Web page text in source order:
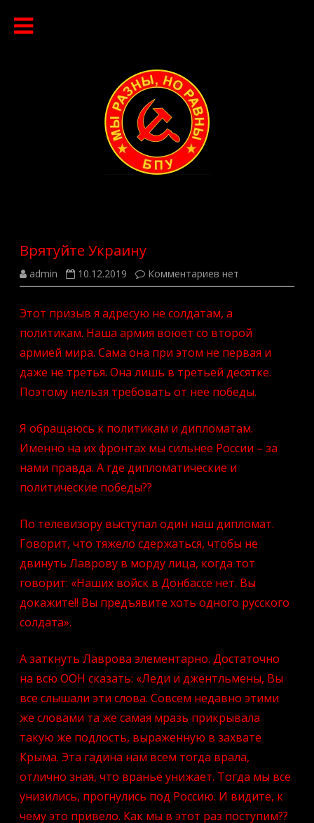
Врятуйте Украину
admin 10.12.2019 Комментариев к
записи
нет
Этот призыв я адресую не солдатам, а
политикам. Наша армия воюет со второй
армией мира. Сама она при этом не первая и
даже не третья. Она лишь в третьей десятке.
Поэтому нельзя требовать от неё победы.
Я обращаюсь к политикам и дипломатам.
Именно на их фронтах мы сильнее России – за
нами правда. А где дипломатические и
политические победы??
По телевизору выступал один наш дипломат.
Говорит, что тяжело сдержаться, чтобы не
двинуть Лаврову в морду лица, когда тот
говорит: «Наших войск в Донбассе нет. Вы
докажите!! Вы предъявите хоть одного русского
солдата».
А заткнуть Лаврова элементарно. Достаточно
на всю ООН сказать: «Леди и джентльмены, Вы
все слышали эти слова. Совсем недавно этими
же словами та же самая мразь прикрывала
такую же подлость, выраженную в захвате
Крыма. Эта гадина нам всем тогда врала,
отлично зная, что враньё унижает. Тогда мы все
унизились, прогнулись под Россию. И видите, к
чему это привело. Как мы в этот раз поступим??